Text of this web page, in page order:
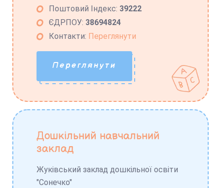
Поштовий Індекс: 39222
ЄДРПОУ: 38694824
Контакти: Переглянути
Переглянути
Дошкільний навчальний
заклад
Жуківський заклад дошкільної освіти
"Сонечко"